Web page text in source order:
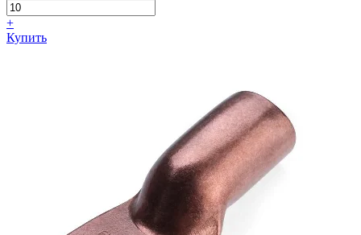
+
Купить